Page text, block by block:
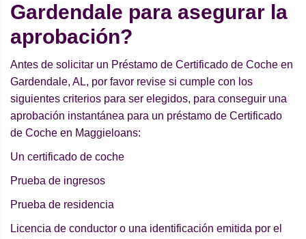
Gardendale para asegurar la
aprobación?
Antes de solicitar un Préstamo de Certificado de Coche en
Gardendale, AL, por favor revise si cumple con los
siguientes criterios para ser elegidos, para conseguir una
aprobación instantánea para un préstamo de Certificado
de Coche en Maggieloans:
Un certificado de coche
Prueba de ingresos
Prueba de residencia
Licencia de conductor o una identificación emitida por el